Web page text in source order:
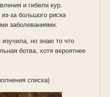
и гибели кур.
за большого риска
заболеваниями.
но знаю то что
ботва, хотя вероятнее
списка)